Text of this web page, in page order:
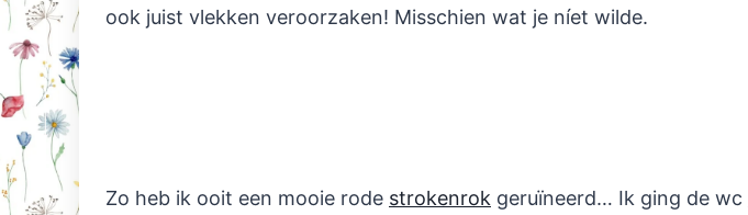
ook juist vlekken veroorzaken! Misschien wat je níet wilde.
Zo heb ik ooit een mooie rode strokenrok geruïneerd… Ik ging de wc